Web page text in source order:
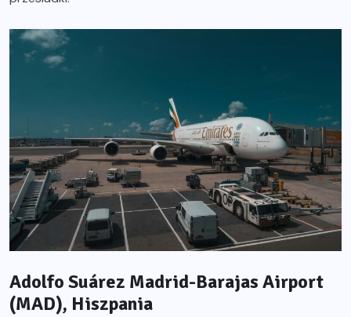
Adolfo Suárez Madrid-Barajas Airport
(MAD), Hiszpania